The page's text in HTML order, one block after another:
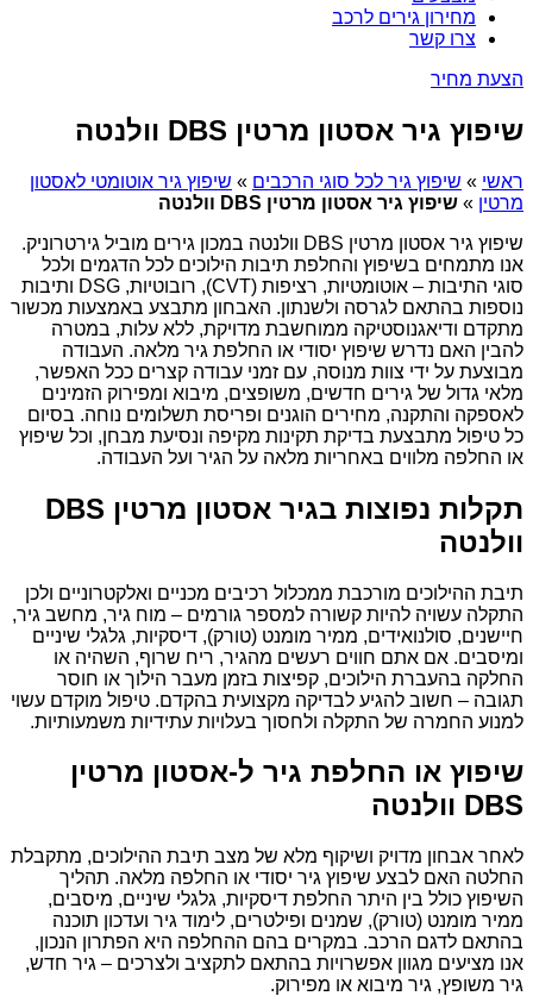
מחירון גירים לרכב
צרו קשר
הצעת מחיר
שיפוץ גיר אסטון מרטין DBS וולנטה
ראשי » שיפוץ גיר לכל סוגי הרכבים » שיפוץ גיר אוטומטי לאסטון
מרטין » שיפוץ גיר אסטון מרטין DBS וולנטה
שיפוץ גיר אסטון מרטין DBS וולנטה במכון גירים מוביל גירטרוניק.
אנו מתמחים בשיפוץ והחלפת תיבות הילוכים לכל הדגמים ולכל
סוגי התיבות – אוטומטיות, רציפות (CVT), רובוטיות, DSG ותיבות
נוספות בהתאם לגרסה ולשנתון. האבחון מתבצע באמצעות מכשור
מתקדם ודיאגנוסטיקה ממוחשבת מדויקת, ללא עלות, במטרה
להבין האם נדרש שיפוץ יסודי או החלפת גיר מלאה. העבודה
מבוצעת על ידי צוות מנוסה, עם זמני עבודה קצרים ככל האפשר,
מלאי גדול של גירים חדשים, משופצים, מיבוא ומפירוק הזמינים
לאספקה והתקנה, מחירים הוגנים ופריסת תשלומים נוחה. בסיום
כל טיפול מתבצעת בדיקת תקינות מקיפה ונסיעת מבחן, וכל שיפוץ
או החלפה מלווים באחריות מלאה על הגיר ועל העבודה.
תקלות נפוצות בגיר אסטון מרטין DBS
וולנטה
תיבת ההילוכים מורכבת ממכלול רכיבים מכניים ואלקטרוניים ולכן
התקלה עשויה להיות קשורה למספר גורמים – מוח גיר, מחשב גיר,
חיישנים, סולנואידים, ממיר מומנט (טורק), דיסקיות, גלגלי שיניים
ומיסבים. אם אתם חווים רעשים מהגיר, ריח שרוף, השהיה או
החלקה בהעברת הילוכים, קפיצות בזמן מעבר הילוך או חוסר
תגובה – חשוב להגיע לבדיקה מקצועית בהקדם. טיפול מוקדם עשוי
למנוע החמרה של התקלה ולחסוך בעלויות עתידיות משמעותיות.
שיפוץ או החלפת גיר ל-אסטון מרטין
DBS וולנטה
לאחר אבחון מדויק ושיקוף מלא של מצב תיבת ההילוכים, מתקבלת
החלטה האם לבצע שיפוץ גיר יסודי או החלפה מלאה. תהליך
השיפוץ כולל בין היתר החלפת דיסקיות, גלגלי שיניים, מיסבים,
ממיר מומנט (טורק), שמנים ופילטרים, לימוד גיר ועדכון תוכנה
בהתאם לדגם הרכב. במקרים בהם ההחלפה היא הפתרון הנכון,
אנו מציעים מגוון אפשרויות בהתאם לתקציב ולצרכים – גיר חדש,
גיר משופץ, גיר מיבוא או מפירוק.